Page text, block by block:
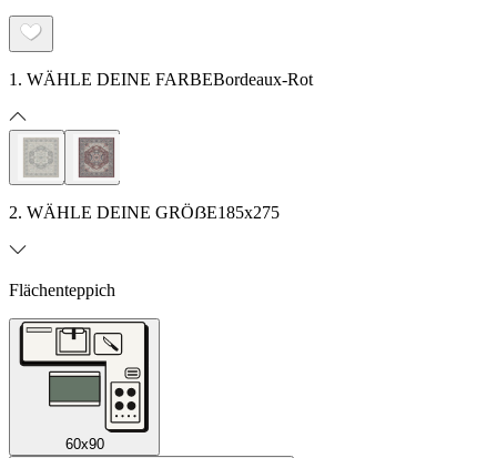
1. WÄHLE DEINE FARBEBordeaux-Rot
2. WÄHLE DEINE GRÖẞE185x275
Flächenteppich
60x90